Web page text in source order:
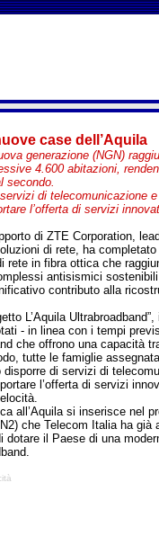
case dell’Aquila
generazione (NGN)
4.600 abitazioni,
secondo.
di telecomunicazione e
l’offerta di servizi
di ZTE Corporation,
di rete, ha completato
rete in fibra ottica che
antisismici
contributo alla
L’Aquila Ultrabroadband”,
- in linea con i tempi
che offrono una capacità
tutte le famiglie
di servizi di
l’offerta di servizi
all’Aquila si inserisce nel
che Telecom Italia ha già
dotare il Paese di una